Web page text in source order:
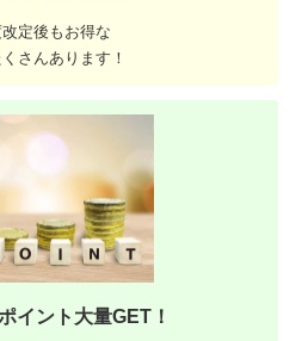
定後もお得な
さんあります！
イント大量GET！